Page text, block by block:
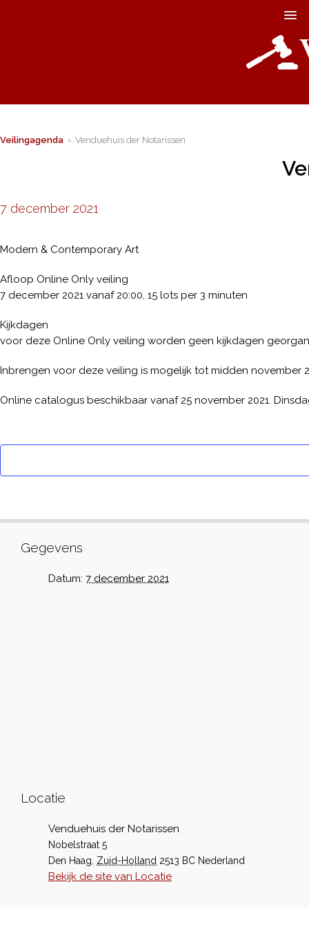
Veilingagenda › Venduehuis der Notarissen
7 december 2021
Modern & Contemporary Art
Afloop Online Only veiling
7 december 2021 vanaf 20:00, 15 lots per 3 minuten
Kijkdagen
voor deze Online Only veiling worden geen kijkdagen
Inbrengen voor deze veiling is mogelijk tot midden november
Online catalogus beschikbaar vanaf 25 november 2021.
Gegevens
Datum: 7 december 2021
Locatie
Venduehuis der Notarissen
Nobelstraat 5
Den Haag Zuid-Holland 2513 BC Nederland
Bekijk de site van Locatie